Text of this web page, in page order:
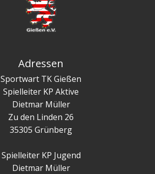
Adressen
Sportwart TK Gießen
Spielleiter KP Aktive
Dietmar Müller
Zu den Linden 26
35305 Grünberg
Spielleiter KP Jugend
Dietmar Müller